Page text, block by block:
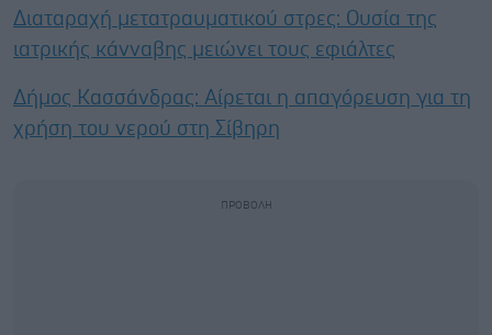
Διαταραχή μετατραυματικού στρες: Ουσία της
ιατρικής κάνναβης μειώνει τους εφιάλτες
Δήμος Κασσάνδρας: Αίρεται η απαγόρευση για τη
χρήση του νερού στη Σίβηρη